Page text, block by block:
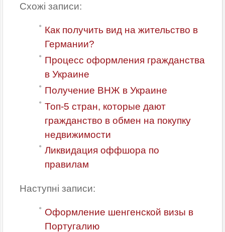
Схожі записи:
Как получить вид на жительство в
Германии?
Процесс оформления гражданства
в Украине
Получение ВНЖ в Украине
Топ-5 стран, которые дают
гражданство в обмен на покупку
недвижимости
Ликвидация оффшора по
правилам
Наступні записи:
Оформление шенгенской визы в
Португалию